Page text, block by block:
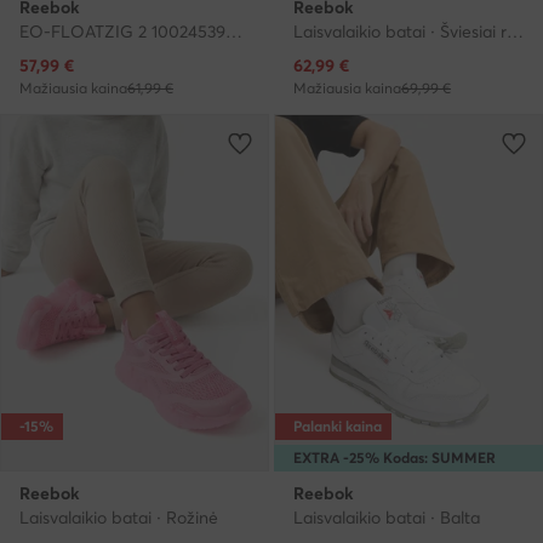
Reebok
Dabartinė kaina
57,99 €
Mažiausia kaina61,99 €
Reebok
Dabartinė kaina
62,99 €
Mažiausia kaina69,99 €
-15%
Reebok
Laisvalaikio batai · Rožinė
EXTRA -25% Kodas: SUMMER
Palanki kaina
Reebok
Laisvalaikio batai · Balta